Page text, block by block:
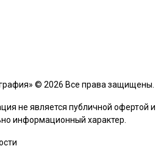
© 2026 Все права защищены.
не является публичной офертой и
информационный характер.